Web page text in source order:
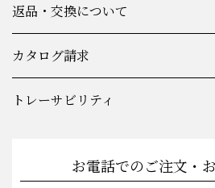
返品・交換について
カタログ請求
トレーサビリティ
お電話でのご注文・